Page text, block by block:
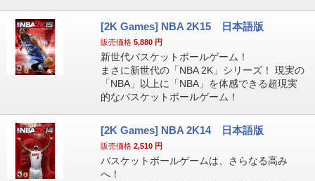
[2K Games] NBA 2K15 日本語版
販売価格 5,880 円
新世代バスケットボールゲーム！
まさに新世代の「NBA 2K」シリーズ！ 現実の
「NBA」以上に「NBA」を体感できる超現実
的なバスケットボールゲーム！
[2K Games] NBA 2K14 日本語版
販売価格 2,510 円
バスケットボールゲームは、さらなる高み
へ！